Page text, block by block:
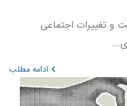
و تغییرات اجتماعی
ادامه مطلب